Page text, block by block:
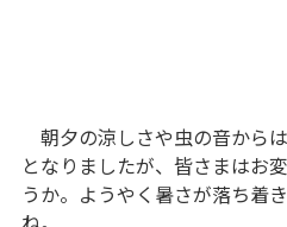
朝夕の涼しさや虫の音から
となりましたが、皆さまはお
うか。ようやく暑さが落ち着